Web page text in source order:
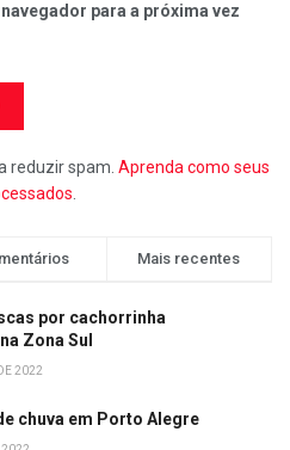
para a próxima vez
reduzir spam. Aprenda como seus
Mais recentes
por cachorrinha
Zona Sul
2022
chuva em Porto Alegre